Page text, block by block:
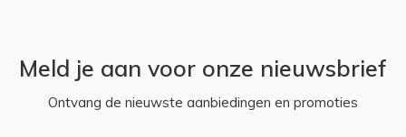
Meld je aan voor onze nieuwsbrief
Ontvang de nieuwste aanbiedingen en promoties